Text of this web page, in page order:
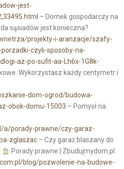
jest-
– Domek gospodarczy na
sąsiadów jest konieczna?
projekty-i-aranzacje/szafy-
czyli-sposoby-na-
az-po-sufit-aa-Lh6x-1G8k-
Wykorzystasz każdy centymetr i
dom-ogrod/budowa-
obok-domu-15003 – Pomysł na
a/porady-prawne/czy-garaz-
zglaszac– Czy garaż blaszany do
Porady prawne | Zbudujmydom.pl
blog/pozwolenie-na-budowe-